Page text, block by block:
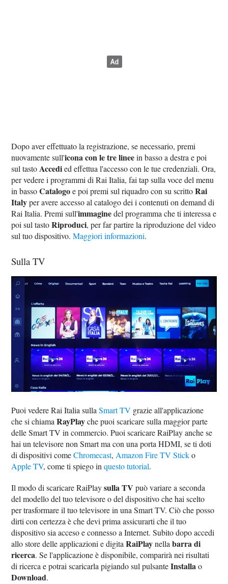
Dopo aver effettuato la registrazione, se necessario, premi
nuovamente sull'icona con le tre lineein basso a destra e poi
sul tastoAccedied effettua l'accesso con le tue credenziali. Ora,
per vedere i programmi di Rai Italia, fai tap sulla voce del menu
in bassoCatalogoe poi premi sul riquadro con su scrittoRai
Italyper avere accesso al catalogo dei i contenuti on demand di
Rai Italia. Premi sull'immaginedel programma che ti interessa e
poi sul tastoRiproduci, per far partire la riproduzione del video
sul tuo dispositivo.Maggiori informazioni.
Sulla TV
Puoi vedere Rai Italia sullaSmart TV grazie all'applicazione
che si chiamaRayPlayche puoi scaricare sulla maggior parte
delle Smart TV in commercio. Puoi scaricare RaiPlay anche se
hai un televisore non Smart ma con una porta HDMI, se ti doti
di dispositivi comeChromecast, Amazon Fire TV Sticko
Apple TV, come ti spiego inquesto tutorial.
Il modo di scaricare RaiPlaysulla TV può variare a seconda
del modello del tuo televisore o del dispositivo che hai scelto
per trasformare il tuo televisore in una Smart TV. Ciò che posso
dirti con certezza è che devi prima assicurarti che il tuo
dispositivo sia acceso e connesso a Internet. Subito dopo accedi
allo store delle applicazioni e digitaRaiPlaynellabarra di
ricerca. Se l'applicazione è disponibile, comparirà nei risultati
di ricerca e potrai scaricarla pigiando sul pulsanteInstallao
Download.